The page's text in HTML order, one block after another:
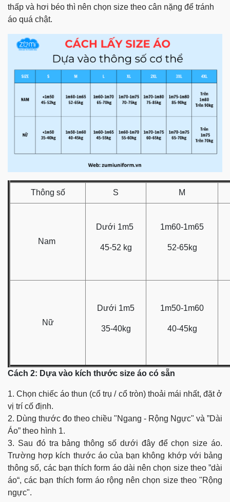
thấp và hơi béo thì nên chọn size theo cân nặng để tránh
áo quá chật.
Thông số S M
Nam
Dưới 1m5
45-52 kg
1m60-1m65
52-65kg
Nữ
Dưới 1m5
35-40kg
1m50-1m60
40-45kg
Cách 2: Dựa vào kích thước size áo có sẵn
1. Chọn chiếc áo thun (cổ trụ / cổ tròn) thoải mái nhất, đặt ở
vị trí cố định.
2. Dùng thước đo theo chiều "Ngang - Rộng Ngực" và ”Dài
Áo” theo hình 1.
3. Sau đó tra bảng thông số dưới đây để chọn size áo.
Trường hợp kích thước áo của bạn không khớp với bảng
thông số, các bạn thích form áo dài nên chọn size theo ”dài
áo“, các bạn thích form áo rộng nên chọn size theo "Rộng
ngực".